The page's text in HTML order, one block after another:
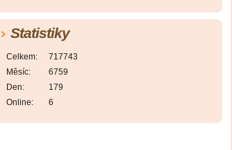
Statistiky
Online: 6
Celkem:
717743
Měsíc:
6759
Den:
179